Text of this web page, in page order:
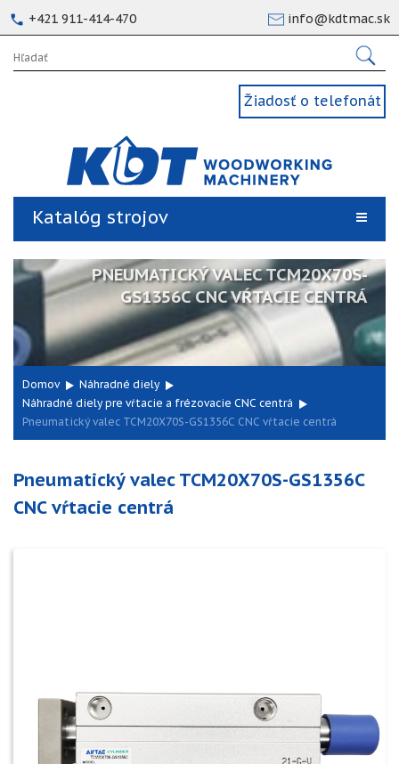
+421 911-414-470 info@kdtmac.sk
Žiadosť o telefonát
Katalóg strojov
PNEUMATICKÝ VALEC TCM20X70S-
GS1356C CNC VŔTACIE CENTRÁ
Domov
Náhradné diely
Náhradné diely pre vŕtacie a frézovacie CNC centrá
Pneumatický valec TCM20X70S-GS1356C CNC vŕtacie centrá
Pneumatický valec TCM20X70S-GS1356C
CNC vŕtacie centrá